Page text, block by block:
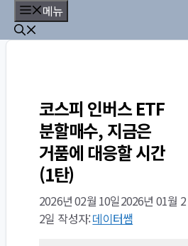
츠
메뉴
코스피 인버스 ETF
분할매수, 지금은
거품에 대응할 시간
(1탄)
2026년 02월 10일2026년 01월 2
2일 작성자:데이터쌤